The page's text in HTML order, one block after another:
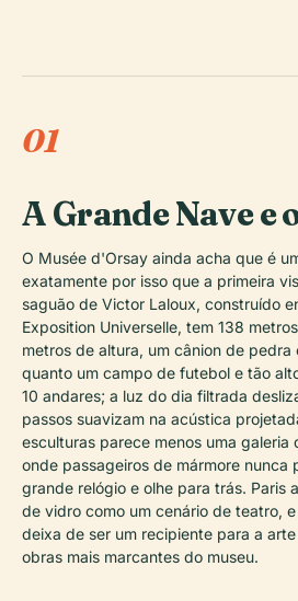
01
A Grande Nave e
O Musée d'Orsay ainda acha que é
exatamente por isso que a primeira
saguão de Victor Laloux, construído
Exposition Universelle, tem 138
metros de altura, um cânion de
quanto um campo de futebol e tão
10 andares; a luz do dia filtrada
passos suavizam na acústica
esculturas parece menos uma galeria
onde passageiros de mármore nunca
grande relógio e olhe para trás. Paris
de vidro como um cenário de teatro,
deixa de ser um recipiente para a
obras mais marcantes do museu.